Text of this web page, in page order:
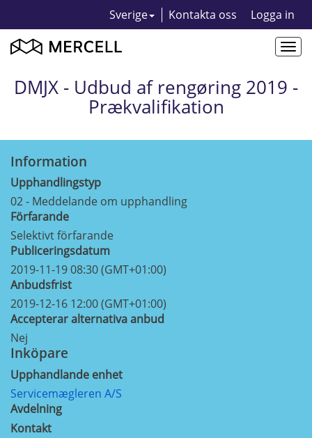
Sverige Kontakta oss Logga in
DMJX - Udbud af rengøring 2019 -
Prækvalifikation
Information
Upphandlingstyp
02 - Meddelande om upphandling
Förfarande
Selektivt förfarande
Publiceringsdatum
2019-11-19 08:30 (GMT+01:00)
Anbudsfrist
2019-12-16 12:00 (GMT+01:00)
Accepterar alternativa anbud
Nej
Inköpare
Upphandlande enhet
Servicemægleren A/S
Avdelning
Kontakt